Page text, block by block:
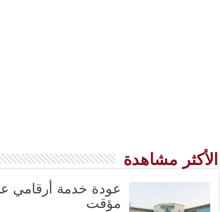
الأكثر مشاهدة
مؤقت